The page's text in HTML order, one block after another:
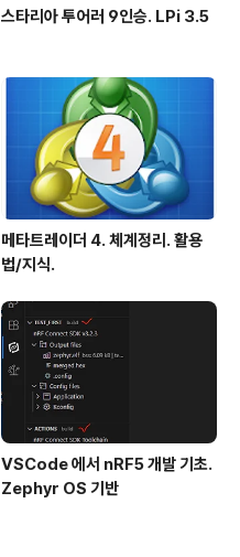
스타리아 투어러 9인승. LPi 3.5
메타트레이더 4. 체계정리. 활용
법/지식.
VSCode 에서 nRF5 개발 기초.
Zephyr OS 기반